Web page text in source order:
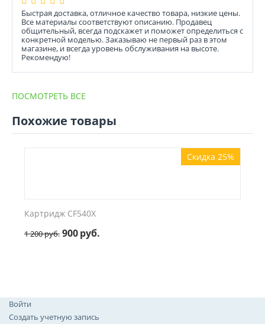
Быстрая доставка, отличное качество товара, низкие цены.
Все материалы соответствуют описанию. Продавец
общительный, всегда подскажет и поможет определиться с
конкретной моделью. Заказываю не первый раз в этом
магазине, и всегда уровень обслуживания на высоте.
Рекомендую!
ПОСМОТРЕТЬ ВСЕ
Похожие товары
Скидка 25%
Картридж CF540X
1 200руб. 900руб.
Войти
Создать учетную запись